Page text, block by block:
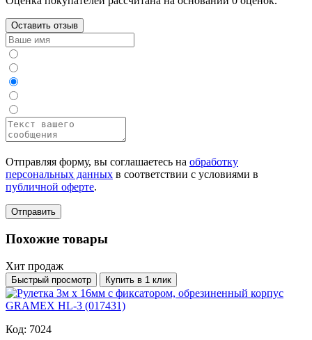
Оставить отзыв
Отправляя форму, вы соглашаетесь на обработку
персональных данных в соответствии с условиями в
публичной оферте.
Отправить
Похожие товары
Хит продаж
Быстрый просмотр Купить в 1 клик
Код: 7024